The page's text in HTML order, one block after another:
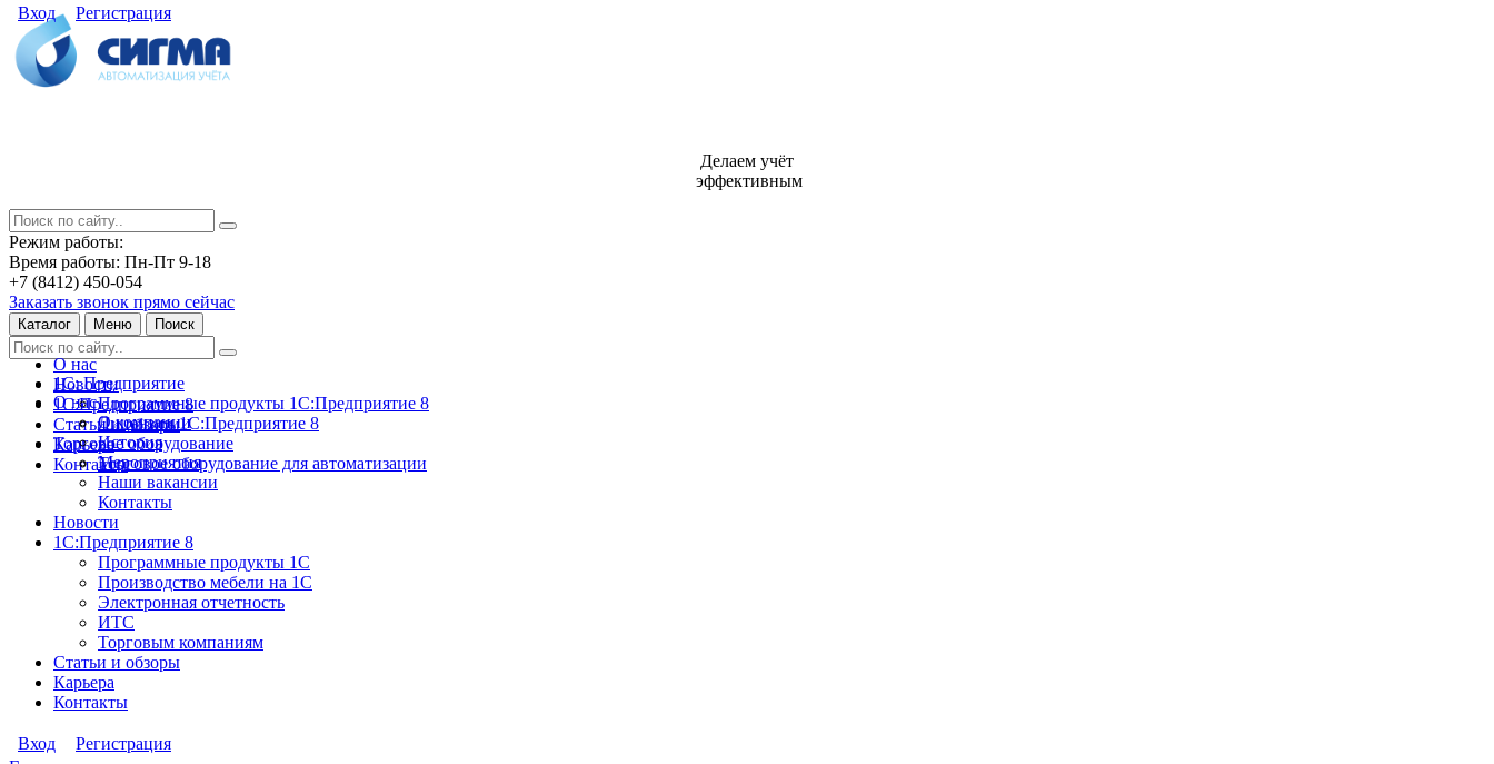
Вход Регистрация
Делаем учёт
эффективным
Режим работы:
Время работы: Пн-Пт 9-18
+7 (8412) 450-054
Заказать звонок прямо сейчас
Каталог Меню Поиск
О нас
Новости
1С:Предприятие 8
Статьи и обзоры
Карьера
Контакты
1С: Предприятие
Программные продукты 1С:Предприятие 8
Лицензии 1С:Предприятие 8
Торговое оборудование
Торговое оборудование для автоматизации
О нас
О компании
История
Мероприятия
Наши вакансии
Контакты
Новости
1С:Предприятие 8
Программные продукты 1С
Производство мебели на 1С
Электронная отчетность
ИТС
Торговым компаниям
Статьи и обзоры
Карьера
Контакты
Вход
Регистрация